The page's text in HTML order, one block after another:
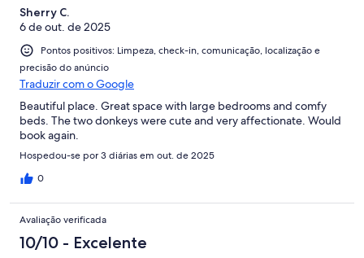
Sherry C.
6 de out. de 2025
Pontos positivos: Limpeza, check-in, comunicação, localização e
precisão do anúncio
Traduzir com o Google
Beautiful place. Great space with large bedrooms and comfy
beds. The two donkeys were cute and very affectionate. Would
book again.
Hospedou-se por 3 diárias em out. de 2025
0
Avaliação verificada
10/10 - Excelente